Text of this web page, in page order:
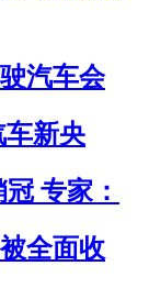
汽车会
车新央
专家：
全面收